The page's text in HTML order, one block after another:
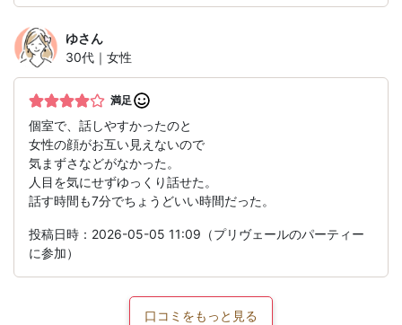
ゆさん
30代｜女性
満足
個室で、話しやすかったのと
女性の顔がお互い見えないので
気まずさなどがなかった。
人目を気にせずゆっくり話せた。
話す時間も7分でちょうどいい時間だった。
投稿日時：2026-05-05 11:09（プリヴェールのパーティー
に参加）
口コミをもっと見る